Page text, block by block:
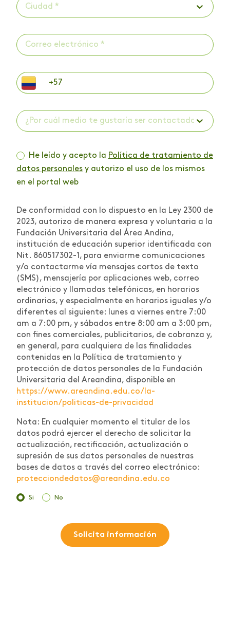
Ciudad *
¿Por cuál medio te gustaría ser contactado? *
He leído y acepto la Política de tratamiento de
datos personales y autorizo el uso de los mismos
en el portal web
De conformidad con lo dispuesto en la Ley 2300 de
2023, autorizo de manera expresa y voluntaria a la
Fundación Universitaria del Área Andina,
institución de educación superior identificada con
Nit. 860517302-1, para enviarme comunicaciones
y/o contactarme vía mensajes cortos de texto
(SMS), mensajería por aplicaciones web, correo
electrónico y llamadas telefónicas, en horarios
ordinarios, y especialmente en horarios iguales y/o
diferentes al siguiente: lunes a viernes entre 7:00
am a 7:00 pm, y sábados entre 8:00 am a 3:00 pm,
con fines comerciales, publicitarios, de cobranza y,
en general, para cualquiera de las finalidades
contenidas en la Política de tratamiento y
protección de datos personales de la Fundación
Universitaria del Areandina, disponible en
https://www.areandina.edu.co/la-
institucion/politicas-de-privacidad
Nota: En cualquier momento el titular de los
datos podrá ejercer el derecho de solicitar la
actualización, rectificación, actualización o
supresión de sus datos personales de nuestras
bases de datos a través del correo electrónico:
protecciondedatos@areandina.edu.co
Si No
Solicita información